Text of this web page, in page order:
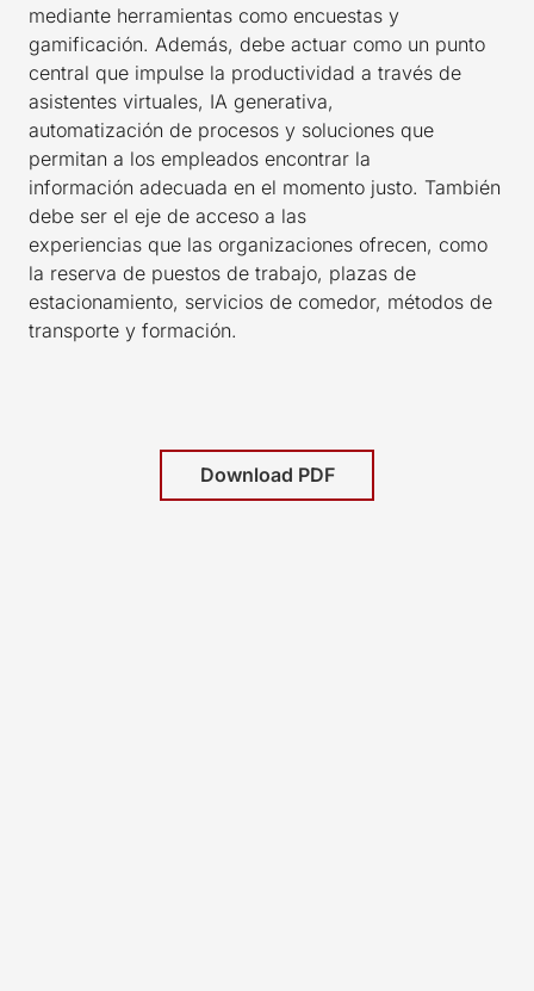
mediante herramientas como encuestas y
gamificación. Además, debe actuar como un punto
central que impulse la productividad a través de
asistentes virtuales, IA generativa,
automatización de procesos y soluciones que
permitan a los empleados encontrar la
información adecuada en el momento justo. También
debe ser el eje de acceso a las
experiencias que las organizaciones ofrecen, como
la reserva de puestos de trabajo, plazas de
estacionamiento, servicios de comedor, métodos de
transporte y formación.
Download PDF